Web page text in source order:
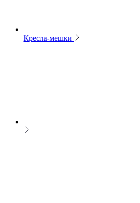
Кресла-мешки